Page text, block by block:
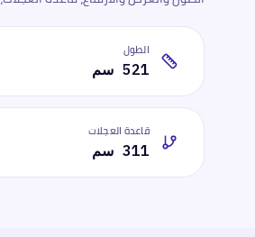
الطول
521 سم
قاعدة العجلات
311 سم